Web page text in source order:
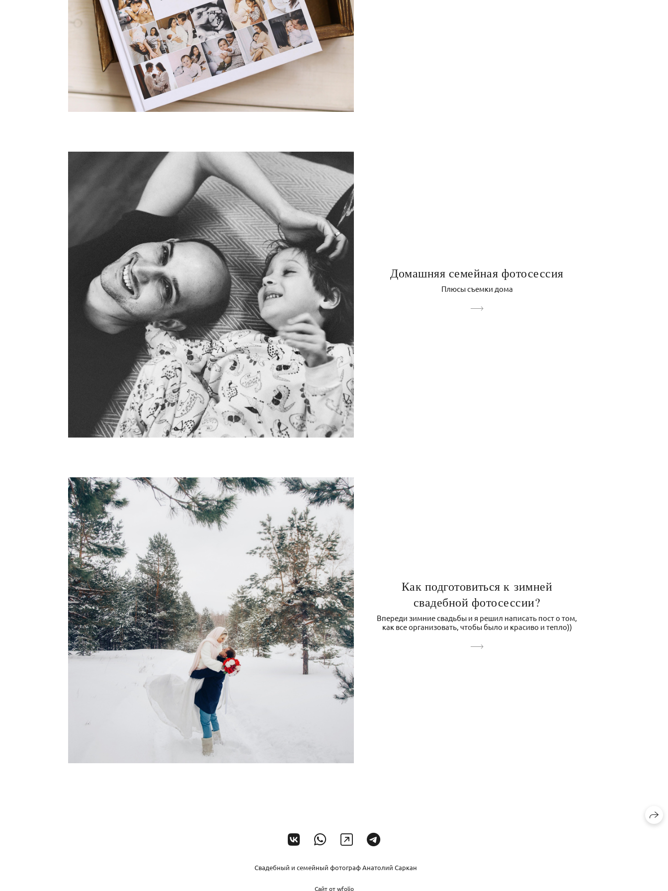
Домашняя семейная фотосессия
Плюсы съемки дома
Как подготовиться к зимней
свадебной фотосессии?
Впереди зимние свадьбы и я решил написать пост о том,
как все организовать, чтобы было и красиво и тепло))
Свадебный и семейный фотограф Анатолий Саркан
Сайт отwfolio